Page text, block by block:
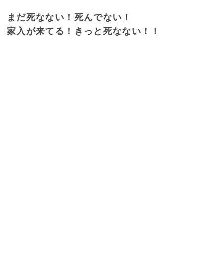
まだ死なない！死んでない！
家入が来てる！きっと死なない！！